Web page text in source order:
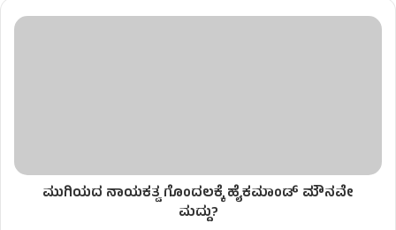
ಮುಗಿಯದ ನಾಯಕತ್ವ ಗೊಂದಲಕ್ಕೆ ಹೈಕಮಾಂಡ್ ಮೌನವೇ
ಮದ್ದು?